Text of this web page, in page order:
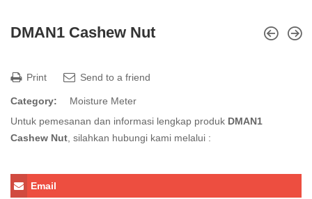
DMAN1 Cashew Nut
Print Send to a friend
Category:
Moisture Meter
Untuk pemesanan dan informasi lengkap produk DMAN1
Cashew Nut , silahkan hubungi kami melalui :
Email